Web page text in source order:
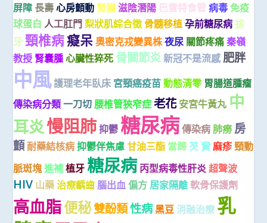
屏障 長壽 心房顫動 腎臟 滋陰潛陽 巴雷特食管 病毒 免疫
球蛋白 人工肛門 梨狀肌綜合徵 骨髓移植 孕前糖尿病 拔
牙 頸椎病癡呆 奧密克戎變異株夜尿 關節疼痛 秦嶺
教授 腎囊腫 心臟性猝死 骨關節炎 新冠不是流感 肥胖
中風護理老年臥床 宮頸癌疫苗 動態清零 胃腸道腫瘤
傳染病分類 一刀切 腰椎管狹窄症 老花 安宮牛黃丸 中
耳炎慢阻肺 抑鬱 糖尿病傳染病 肺癆 房
顫耐藥結核病 抑鬱伴焦慮 甘油三酯 當歸 芡 實 麻疹頸動
脈斑塊進補 植牙 糖尿病 丙型病毒性肝炎 超聲波
HIV 山藥 治療齲齒 腦出血 偏方 居家隔離 軟骨保護劑
高血脂便秘雙酚類性病黑豆 消融治療 乳